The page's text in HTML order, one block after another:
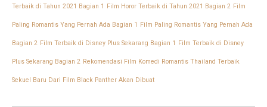
Terbaik di Tahun 2021 Bagian 1 Film Horor Terbaik di Tahun 2021 Bagian 2 Film
Paling Romantis Yang Pernah Ada Bagian 1 Film Paling Romantis Yang Pernah Ada
Bagian 2 Film Terbaik di Disney Plus Sekarang Bagian 1 Film Terbaik di Disney
Plus Sekarang Bagian 2 Rekomendasi Film Komedi Romantis Thailand Terbaik
Sekuel Baru Dari Film Black Panther Akan Dibuat